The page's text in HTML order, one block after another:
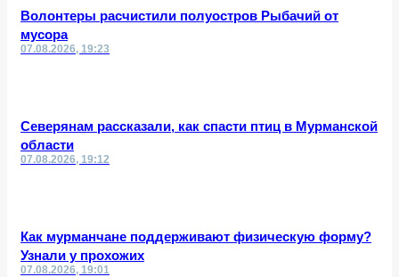
Волонтеры расчистили полуостров Рыбачий от
мусора
07.08.2026, 19:23
Северянам рассказали, как спасти птиц в Мурманской
области
07.08.2026, 19:12
Как мурманчане поддерживают физическую форму?
Узнали у прохожих
07.08.2026, 19:01